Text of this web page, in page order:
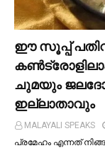
ഈ സൂപ്പ്
ചുമയും
ഇല്ലാതാവും
MALAYALI SPEAKS
പ്രമേഹം എന്നത്